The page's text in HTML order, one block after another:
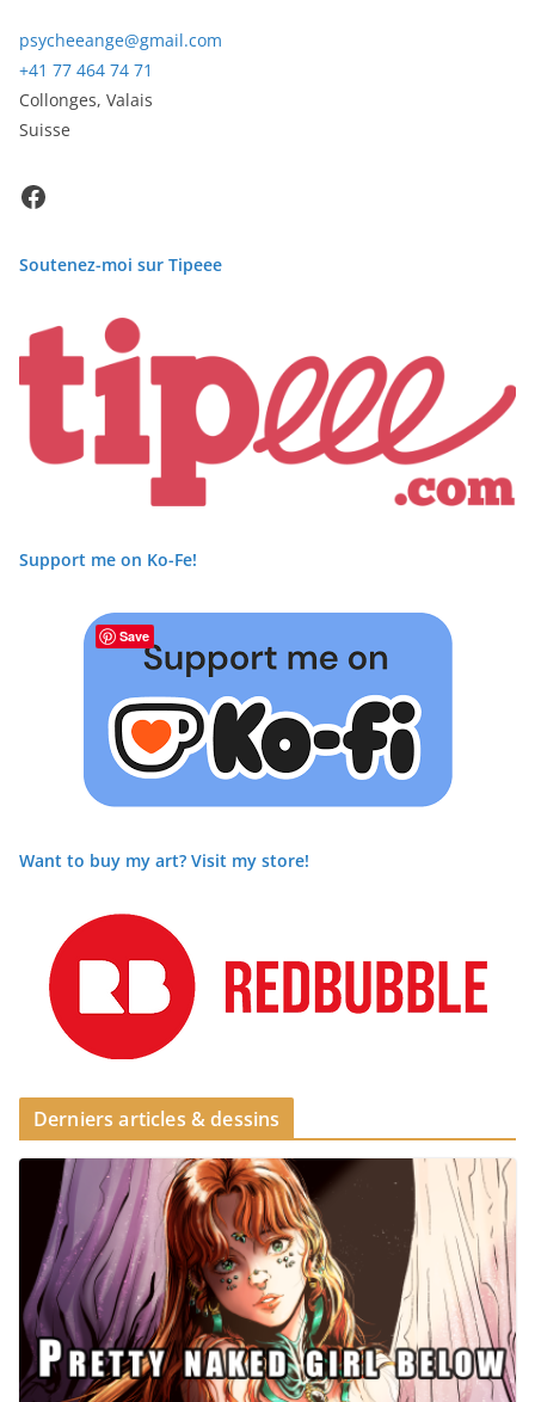
psycheeange@gmail.com
+41 77 464 74 71
Collonges, Valais
Suisse
Facebook
Soutenez-moi sur Tipeee
Support me on Ko-Fe!
Want to buy my art? Visit my store!
Derniers articles & dessins
Save